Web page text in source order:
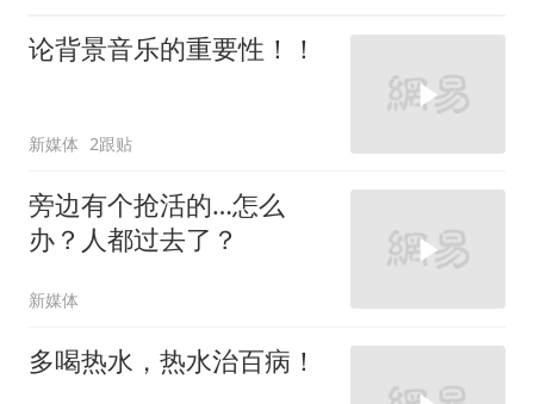
论背景音乐的重要性！！
新媒体 2跟贴
旁边有个抢活的…怎么
办？人都过去了？
新媒体
多喝热水，热水治百病！